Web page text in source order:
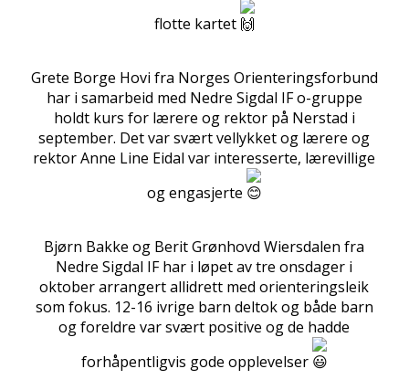
flotte kartet
Grete Borge Hovi fra Norges Orienteringsforbund
har i samarbeid med Nedre Sigdal IF o-gruppe
holdt kurs for lærere og rektor på Nerstad i
september. Det var svært vellykket og lærere og
rektor Anne Line Eidal var interesserte, lærevillige
og engasjerte
Bjørn Bakke og Berit Grønhovd Wiersdalen fra
Nedre Sigdal IF har i løpet av tre onsdager i
oktober arrangert allidrett med orienteringsleik
som fokus. 12-16 ivrige barn deltok og både barn
og foreldre var svært positive og de hadde
forhåpentligvis gode opplevelser